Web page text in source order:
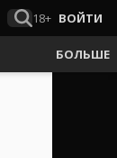
18+ ВОЙТИ
БОЛЬШЕ